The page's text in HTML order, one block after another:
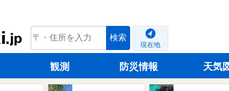
tenki.jp 検索
現在地
観測 防災情報 天気